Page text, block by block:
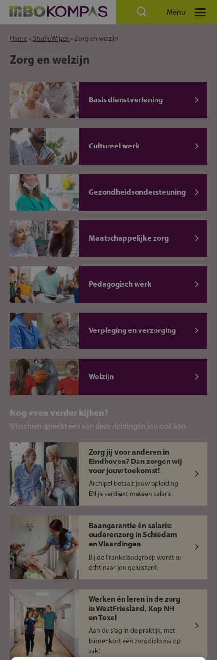
Menu
Home » StudieWijzer » Zorg en welzijn
Zorg en welzijn
Basis dienstverlening
Cultureel werk
Gezondheidsondersteuning
Maatschappelijke zorg
Pedagogisch werk
Verpleging en verzorging
Welzijn
Nog even verder kijken?
Misschien spreekt één van deze richtingen jou ook aan.
Zorg jij voor anderen in
Eindhoven? Dan zorgen wij
voor jouw toekomst!
Archipel betaalt jouw opleiding
EN je verdient meteen salaris.
Baangarantie én salaris:
ouderenzorg in Schiedam
en Vlaardingen
Bij de Frankelandgroep wordt er
écht naar jou geluisterd.
Werken én leren in de zorg
in WestFriesland, Kop NH
en Texel
Aan de slag in de praktijk, met
binnenkort een zorgdiploma op
zak!